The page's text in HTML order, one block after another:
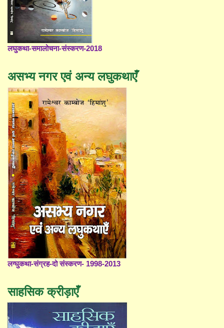
लघुकथा-समालोचना-संस्करण-2018
असभ्य नगर एवं अन्य लघुकथाएँ
लग्घुकथा-संग्रह-दो संस्करण- 1998-2013
साहसिक क्रीड़ाएँ